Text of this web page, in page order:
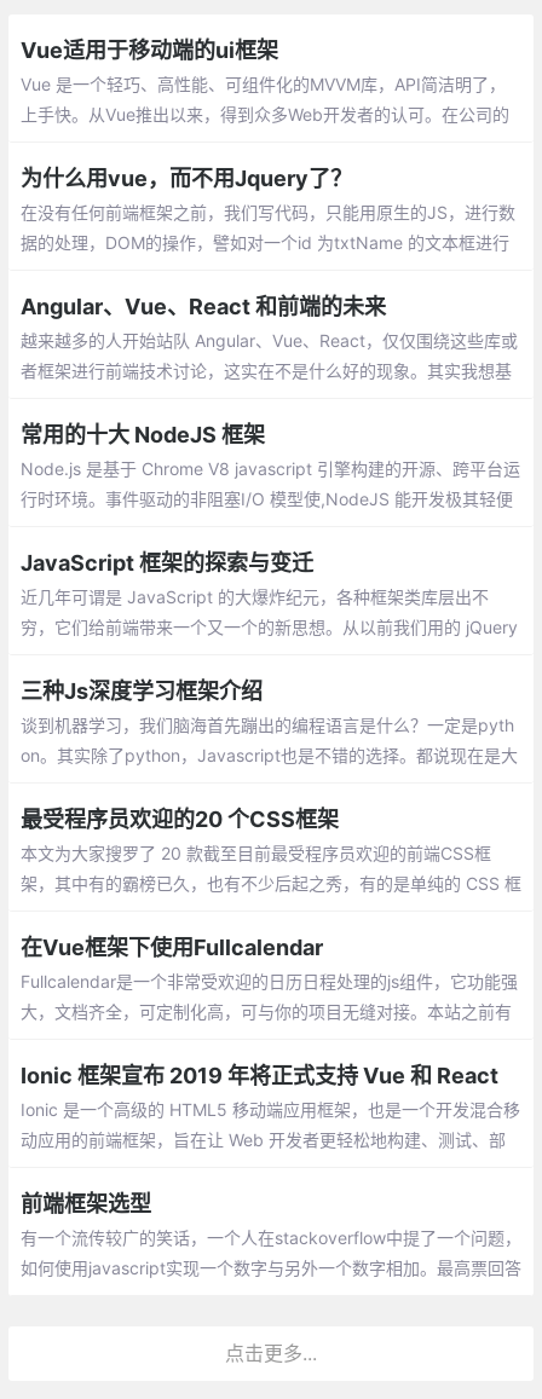
Vue适用于移动端的ui框架
Vue 是一个轻巧、高性能、可组件化的MVVM库，API简洁明了，
上手快。从Vue推出以来，得到众多Web开发者的认可。在公司的
并投入正式使用
为什么用vue，而不用Jquery了？
在没有任何前端框架之前，我们写代码，只能用原生的JS，进行数
据的处理，DOM的操作，譬如对一个id 为txtName 的文本框进行
就是金钱的年代，显然不是很好的方式。
Angular、Vue、React 和前端的未来
越来越多的人开始站队 Angular、Vue、React，仅仅围绕这些库或
者框架进行前端技术讨论，这实在不是什么好的现象。其实我想基
量，消除一些我个人认为的前端社区不太好的风气。
常用的十大 NodeJS 框架
Node.js 是基于 Chrome V8 javascript 引擎构建的开源、跨平台运
行时环境。事件驱动的非阻塞I/O 模型使,NodeJS 能开发极其轻便
JavaScript 框架的探索与变迁
近几年可谓是 JavaScript 的大爆炸纪元，各种框架类库层出不
穷，它们给前端带来一个又一个的新思想。从以前我们用的 jQuery
Ember.js、AngularJS 数据绑定的理念，再到现在的 React、Vue
虚拟 DOM 的思想。
三种Js深度学习框架介绍
谈到机器学习，我们脑海首先蹦出的编程语言是什么？一定是pyth
on。其实除了python，Javascript也是不错的选择。都说现在是大
最受程序员欢迎的20 个CSS框架
本文为大家搜罗了 20 款截至目前最受程序员欢迎的前端CSS框
架，其中有的霸榜已久，也有不少后起之秀，有的是单纯的 CSS 框
在Vue框架下使用Fullcalendar
Fullcalendar是一个非常受欢迎的日历日程处理的js组件，它功能强
大，文档齐全，可定制化高，可与你的项目无缝对接。本站之前有
在Vue框架下使用Fullcalendar。
Ionic 框架宣布 2019 年将正式支持 Vue 和 React
Ionic 是一个高级的 HTML5 移动端应用框架，也是一个开发混合移
动应用的前端框架，旨在让 Web 开发者更轻松地构建、测试、部
ue 和 React 。
前端框架选型
有一个流传较广的笑话，一个人在stackoverflow中提了一个问题，
如何使用javascript实现一个数字与另外一个数字相加。最高票回答
同的应用场景，杀鸡不要用牛刀点击更多...